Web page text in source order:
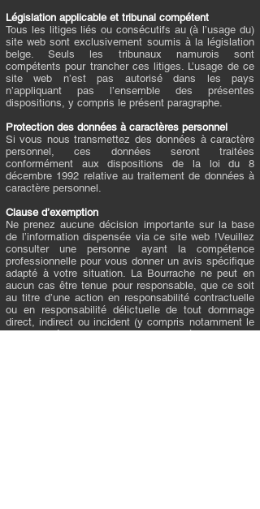
Législation applicable et tribunal compétent
Tous les litiges liés ou consécutifs au (à l’usage du)
site web sont exclusivement soumis à la législation
belge. Seuls les tribunaux namurois sont
compétents pour trancher ces litiges. L’usage de ce
site web n’est pas autorisé dans les pays
n’appliquant pas l’ensemble des présentes
dispositions, y compris le présent paragraphe.
Protection des données à caractères personnel
Si vous nous transmettez des données à caractère
personnel, ces données seront traitées
conformément aux dispositions de la loi du 8
décembre 1992 relative au traitement de données à
caractère personnel.
Clause d’exemption
Ne prenez aucune décision importante sur la base
de l’information dispensée via ce site web !Veuillez
consulter une personne ayant la compétence
professionnelle pour vous donner un avis spécifique
adapté à votre situation. La Bourrache ne peut en
aucun cas être tenue pour responsable, que ce soit
au titre d’une action en responsabilité contractuelle
ou en responsabilité délictuelle de tout dommage
direct, indirect ou incident (y compris notamment le
manque à gagner, la perte d’épargnes ou